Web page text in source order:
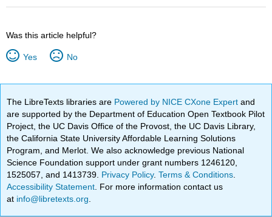
Was this article helpful?
Yes No
The LibreTexts libraries are Powered by NICE CXone Expertand
are supported by the Department of Education Open Textbook Pilot
Project, the UC Davis Office of the Provost, the UC Davis Library,
the California State University Affordable Learning Solutions
Program, and Merlot. We also acknowledge previous National
Science Foundation support under grant numbers 1246120,
1525057, and 1413739. Privacy Policy.Terms & Conditions
Accessibility Statement . For more information contact us
at info@libretexts.org